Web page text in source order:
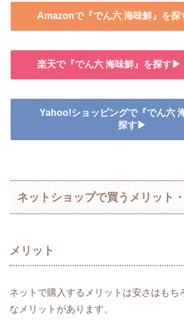
Amazonで『でん六 海味鮮』を
楽天で『でん六 海味鮮』を探す▶
Yahoo!ショッピングで『でん六
探す▶
ネットショップで買うメリット
メリット
ネットで購入するメリットは安さはもち
なメリットがあります。